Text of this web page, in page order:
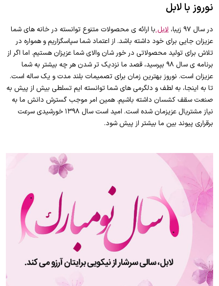
نوروز با لابل
در سال ۹۷ زیبا، لابلبا ارائه ی محصولات متنوع توانسته در خانه های شما
عزیزان جایی برای خود داشته باشد. از اعتماد شما سپاسگزاریم و همواره در
تلاش برای تولید محصولاتی در خور شان والای شما عزیزان هستیم. اما اگر از
برنامه ی سال ۹۸ بپرسید، قصد ما نزدیک تر شدن هر چه بیشتر به شما
عزیزان است. نوروز بهترین زمان برای تصمیمات بلند مدت و یک ساله است.
تا به اینجا، به لطف و دلگرمی های شما توانسته ایم تسلطی بیش از پیش به
صنعت سقف کشسان داشته باشیم. همین امر موجب گسترش دانش ما به
نیاز مشتریال عزیزمان شده است. امید است سال ۱۳۹۸ خورشیدی سرعت
برقراری پیوند بین ما بیشتر از پیش شود.